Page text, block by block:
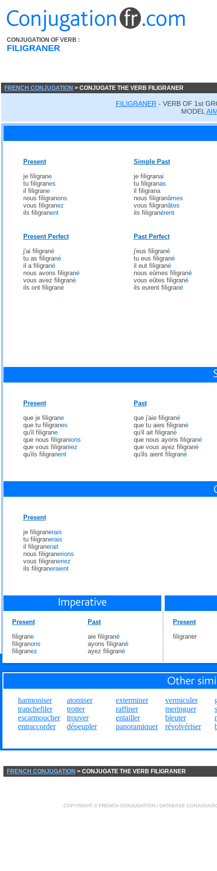
CONJUGATION OF VERB :
FILIGRANER
FRENCH CONJUGATION > CONJUGATE THE VERB FILIGRANER
FILIGRANER - VERB OF 1st
MODEL
Present
je filigrane
tu filigranes
il filigrane
nous filigranons
vous filigranez
ils filigranent
Simple Past
je filigranai
tu filigranas
il filigrana
nous filigranâmes
vous filigranâtes
ils filigranèrent
Present Perfect
j'ai filigrané
tu as filigrané
il a filigrané
nous avons filigrané
vous avez filigrané
ils ont filigrané
Past Perfect
j'eus filigrané
tu eus filigrané
il eut filigrané
nous eûmes filigrané
vous eûtes filigrané
ils eurent filigrané
Present
que je filigrane
que tu filigranes
qu'il filigrane
que nous filigranions
que vous filigraniez
qu'ils filigranent
Past
que j'aie filigrané
que tu aies filigrané
qu'il ait filigrané
que nous ayons filigrané
que vous ayez filigrané
qu'ils aient filigrané
Present
je filigranerais
tu filigranerais
il filigranerait
nous filigranerions
vous filigraneriez
ils filigraneraient
Present
filigrane
filigranons
filigranez
Past
aie filigrané
ayons filigrané
ayez filigrané
Present
filigraner
harmoniser
tranchefiler
escarmoucher
entraccorder
atomiser
trotter
trouver
dépeupler
exterminer
raffiner
entailler
panoramiquer
vermiculer
meringuer
bleuter
révolvériser
FRENCH CONJUGATION > CONJUGATE THE VERB FILIGRANER
COPYRIGHT © FRENCH CONJUGATION / DATABASE